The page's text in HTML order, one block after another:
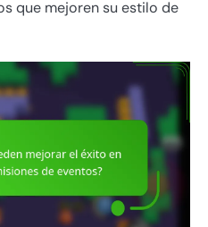
que mejoren su estilo de